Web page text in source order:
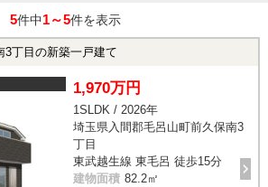
5件中1～5件を表示
3丁目の新築一戸建て
1,970万円
1SLDK / 2026年
埼玉県入間郡毛呂山町前久保南3
丁目
東武越生線 東毛呂 徒歩15分
建物面積 82.2㎡